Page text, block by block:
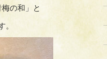
の和」と
。